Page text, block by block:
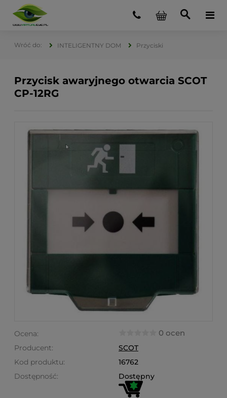
INTELIGENTNY DOM Przyciski
Przycisk awaryjnego otwarcia SCOT
CP-12RG
Ocena: 0 ocen
Producent:
SCOT
Kod produktu:
16762
Dostępność:
Dostępny